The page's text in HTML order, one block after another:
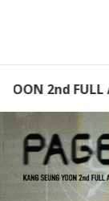
2nd FULL